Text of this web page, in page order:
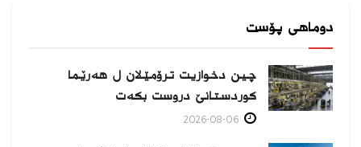
دوماهی پۆست
چین دخوازیت ترۆمێلان ل هەرێما
كوردستانێ دروست بكەت